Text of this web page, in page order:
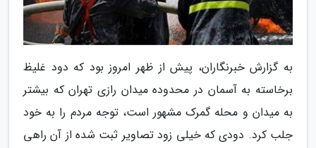
به گزارش خبرنگاران، پیش از ظهر امروز بود که دود غلیظ
برخاسته به آسمان در محدوده میدان رازی تهران که بیشتر
به میدان و محله گمرک مشهور است، توجه مردم را به خود
جلب کرد. دودی که خیلی زود تصاویر ثبت شده از آن راهی